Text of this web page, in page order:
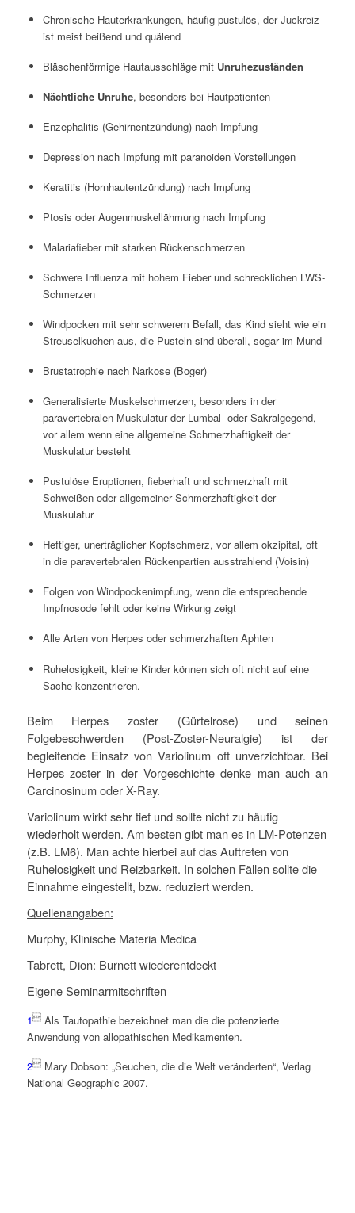
Chronische Hauterkrankungen, häufig pustulös, der Juckreiz
ist meist beißend und quälend
Bläschenförmige Hautausschläge mit Unruhezuständen
Nächtliche Unruhe, besonders bei Hautpatienten
Enzephalitis (Gehirnentzündung) nach Impfung
Depression nach Impfung mit paranoiden Vorstellungen
Keratitis (Hornhautentzündung) nach Impfung
Ptosis oder Augenmuskellähmung nach Impfung
Malariafieber mit starken Rückenschmerzen
Schwere Influenza mit hohem Fieber und schrecklichen LWS-
Schmerzen
Windpocken mit sehr schwerem Befall, das Kind sieht wie ein
Streuselkuchen aus, die Pusteln sind überall, sogar im Mund
Brustatrophie nach Narkose (Boger)
Generalisierte Muskelschmerzen, besonders in der
paravertebralen Muskulatur der Lumbal- oder Sakralgegend,
vor allem wenn eine allgemeine Schmerzhaftigkeit der
Muskulatur besteht
Pustulöse Eruptionen, fieberhaft und schmerzhaft mit
Schweißen oder allgemeiner Schmerzhaftigkeit der
Muskulatur
Heftiger, unerträglicher Kopfschmerz, vor allem okzipital, oft
in die paravertebralen Rückenpartien ausstrahlend (Voisin)
Folgen von Windpockenimpfung, wenn die entsprechende
Impfnosode fehlt oder keine Wirkung zeigt
Alle Arten von Herpes oder schmerzhaften Aphten
Ruhelosigkeit, kleine Kinder können sich oft nicht auf eine
Sache konzentrieren.
Beim Herpes zoster (Gürtelrose) und seinen
Folgebeschwerden (Post-Zoster-Neuralgie) ist der
begleitende Einsatz von Variolinum oft unverzichtbar. Bei
Herpes zoster in der Vorgeschichte denke man auch an
Carcinosinum oder X-Ray.
Variolinum wirkt sehr tief und sollte nicht zu häufig
wiederholt werden. Am besten gibt man es in LM-Potenzen
(z.B. LM6). Man achte hierbei auf das Auftreten von
Ruhelosigkeit und Reizbarkeit. In solchen Fällen sollte die
Einnahme eingestellt, bzw. reduziert werden.
Quellenangaben:
Murphy, Klinische Materia Medica
Tabrett, Dion: Burnett wiederentdeckt
Eigene Seminarmitschriften
1Als Tautopathie bezeichnet man die die potenzierte
Anwendung von allopathischen Medikamenten.
2Mary Dobson: „Seuchen, die die Welt veränderten“, Verlag
National Geographic 2007.